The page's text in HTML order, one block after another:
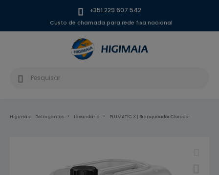
+351 229 607 542
Custo de chamada para rede fixa nacional
Higimaia Detergentes Lavandaria PLUMATIC 3 | Branqueador Clorado